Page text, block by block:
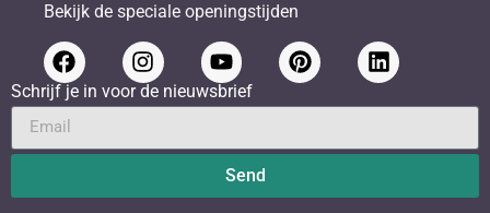
Bekijk de speciale openingstijden
Schrijf je in voor de nieuwsbrief
Send